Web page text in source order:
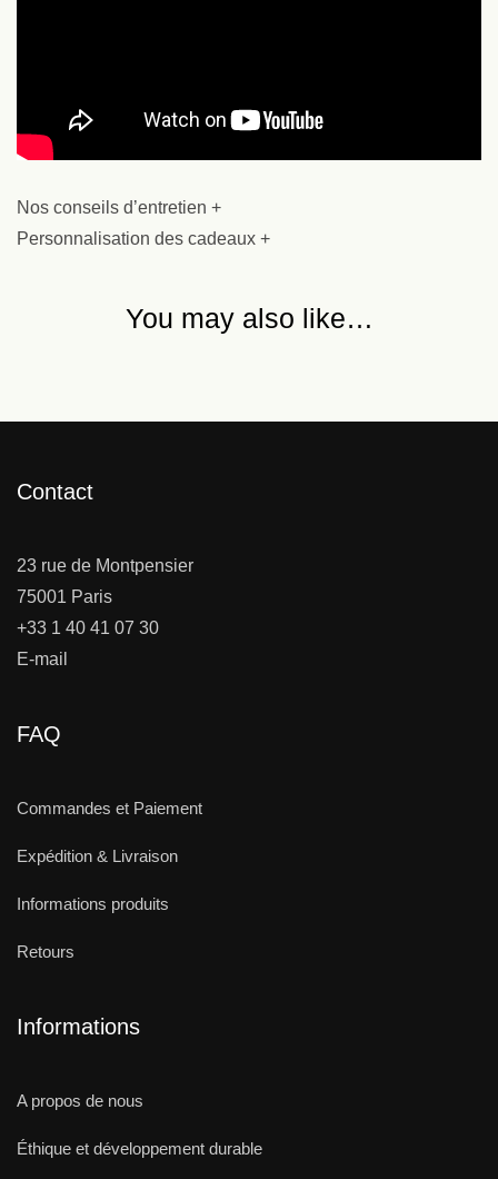
Nos conseils d’entretien +
Personnalisation des cadeaux +
You may also like…
Contact
23 rue de Montpensier
75001 Paris
+33 1 40 41 07 30
E-mail
FAQ
Commandes et Paiement
Expédition & Livraison
Informations produits
Retours
Informations
A propos de nous
Éthique et développement durable